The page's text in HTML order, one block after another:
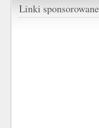
Linki sponsorowane